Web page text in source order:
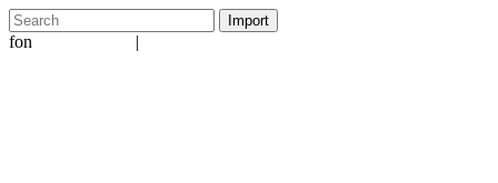
fon |